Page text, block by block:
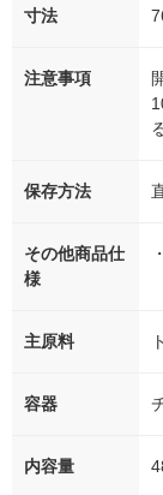
寸法
注意事項
保存方法
その他商品仕
様
主原料
容器
内容量